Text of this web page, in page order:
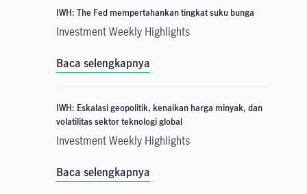
IWH: The Fed mempertahankan tingkat suku bunga
Investment Weekly Highlights
Baca selengkapnya
IWH: Eskalasi geopolitik, kenaikan harga minyak, dan
volatilitas sektor teknologi global
Investment Weekly Highlights
Baca selengkapnya